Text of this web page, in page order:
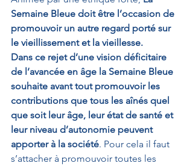
Semaine Bleue doit être l’occasion de
promouvoir un autre regard porté sur
le vieillissement et la vieillesse.
Dans ce rejet d’une vision déficitaire
de l’avancée en âge la Semaine Bleue
souhaite avant tout promouvoir les
contributions que tous les aînés quel
que soit leur âge, leur état de santé et
leur niveau d’autonomie peuvent
apporter à la société. Pour cela il faut
s’attacher à promouvoir toutes les